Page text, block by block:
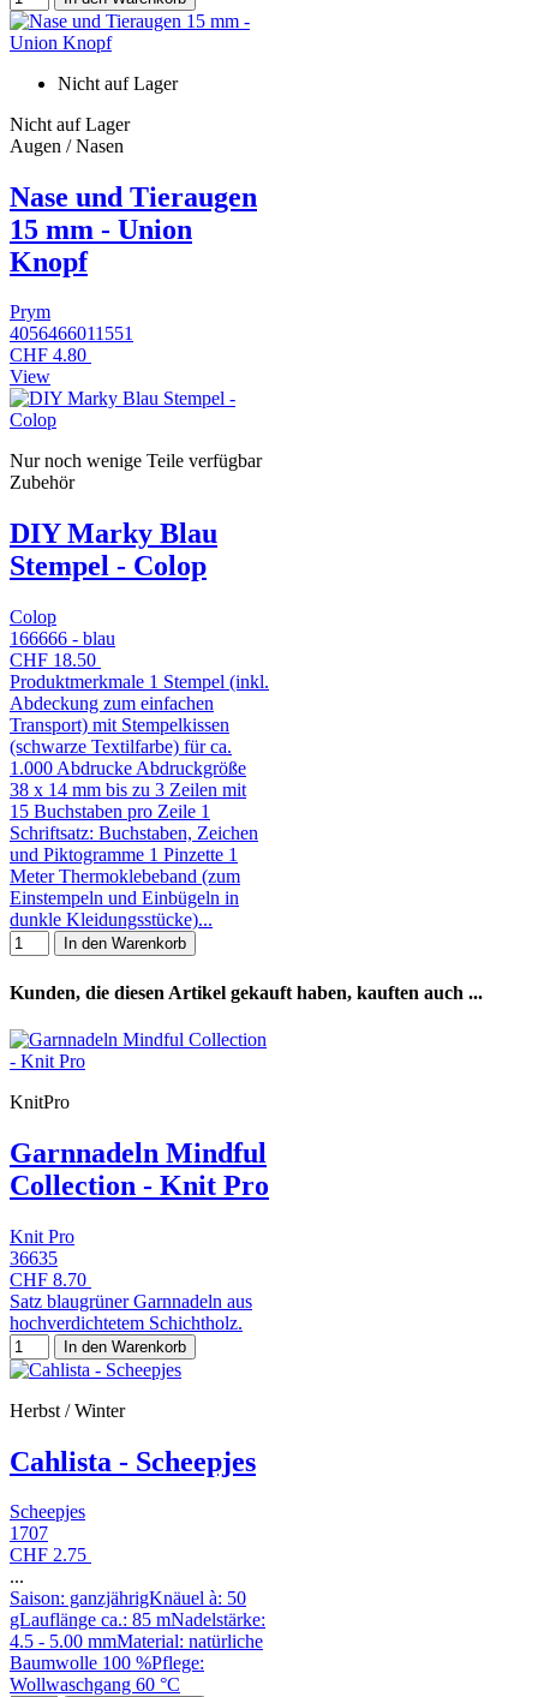
Nicht auf Lager
Nicht auf Lager
Augen / Nasen
Nase und Tieraugen
15 mm - Union
Knopf
Prym
4056466011551
CHF 4.80
View
Nur noch wenige Teile verfügbar
Zubehör
DIY Marky Blau
Stempel - Colop
Colop
166666 - blau
CHF 18.50
Produktmerkmale 1 Stempel (inkl.
Abdeckung zum einfachen
Transport) mit Stempelkissen
(schwarze Textilfarbe) für ca.
1.000 Abdrucke Abdruckgröße
38 x 14 mm bis zu 3 Zeilen mit
15 Buchstaben pro Zeile 1
Schriftsatz: Buchstaben, Zeichen
und Piktogramme 1 Pinzette 1
Meter Thermoklebeband (zum
Einstempeln und Einbügeln in
dunkle Kleidungsstücke)...
In den Warenkorb
Kunden, die diesen Artikel gekauft haben, kauften auch ...
KnitPro
Garnnadeln Mindful
Collection - Knit Pro
Knit Pro
36635
CHF 8.70
Satz blaugrüner Garnnadeln aus
hochverdichtetem Schichtholz.
In den Warenkorb
Herbst / Winter
Cahlista - Scheepjes
Scheepjes
1707
CHF 2.75
...
Saison: ganzjährigKnäuel à: 50
gLauflänge ca.: 85 mNadelstärke:
4.5 - 5.00 mmMaterial: natürliche
Baumwolle 100 %Pflege:
Wollwaschgang 60 °C